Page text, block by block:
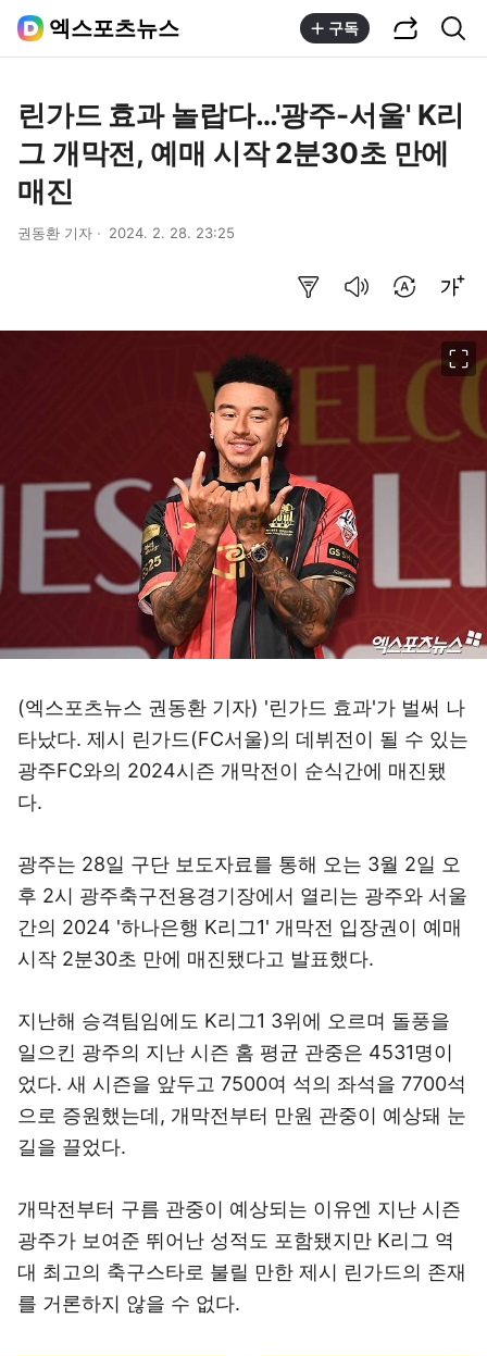
엑스포츠뉴스 구독
린가드 효과 놀랍다…'광주-서울' K리
그 개막전, 예매 시작 2분30초 만에
매진
권동환 기자 2024. 2. 28. 23:25
(엑스포츠뉴스 권동환 기자) '린가드 효과'가 벌써 나
타났다. 제시 린가드(FC서울)의 데뷔전이 될 수 있는
광주FC와의 2024시즌 개막전이 순식간에 매진됐
다.
광주는 28일 구단 보도자료를 통해 오는 3월 2일 오
후 2시 광주축구전용경기장에서 열리는 광주와 서울
간의 2024 '하나은행 K리그1' 개막전 입장권이 예매
시작 2분30초 만에 매진됐다고 발표했다.
지난해 승격팀임에도 K리그1 3위에 오르며 돌풍을
일으킨 광주의 지난 시즌 홈 평균 관중은 4531명이
었다. 새 시즌을 앞두고 7500여 석의 좌석을 7700석
으로 증원했는데, 개막전부터 만원 관중이 예상돼 눈
길을 끌었다.
개막전부터 구름 관중이 예상되는 이유엔 지난 시즌
광주가 보여준 뛰어난 성적도 포함됐지만 K리그 역
대 최고의 축구스타로 불릴 만한 제시 린가드의 존재
를 거론하지 않을 수 없다.